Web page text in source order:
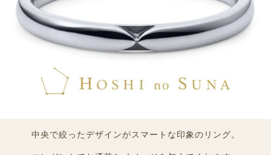
中央で絞ったデザインがスマートな印象のリング。